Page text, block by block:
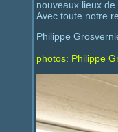
nouveaux lieux de
Avec toute notre
Philippe
photos: Philippe